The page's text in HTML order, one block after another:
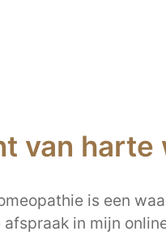
van harte
is een
in mijn